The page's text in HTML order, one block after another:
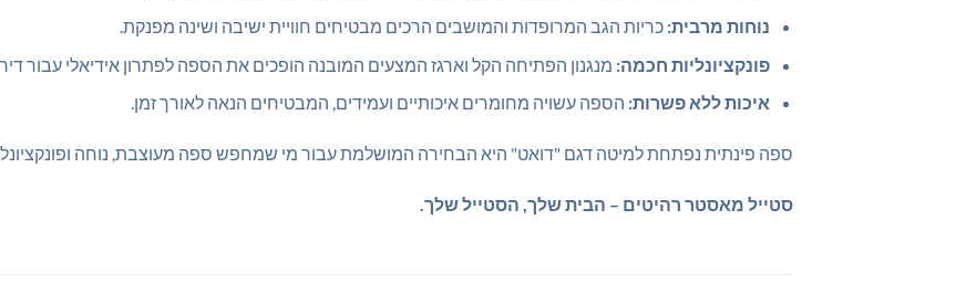
נוחות מרבית: כריות הגב המרופדות והמושבים הרכים מבטיחים חוויית ישיבה ושינה מפנקת.
פונקציונליות חכמה: מנגנון הפתיחה הקל וארגז המצעים המובנה הופכים את הספה לפתרון אידיאלי עבור
איכות ללא פשרות: הספה עשויה מחומרים איכותיים ועמידים, המבטיחים הנאה לאורך זמן.
ספה פינתית נפתחת למיטה דגם "דואט" היא הבחירה המושלמת עבור מי שמחפש ספה מעוצבת, נוחה
סטייל מאסטר רהיטים – הבית שלך, הסטייל שלך.